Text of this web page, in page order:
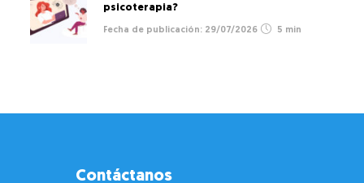
psicoterapia?
29/07/2026 5 min
Contáctanos